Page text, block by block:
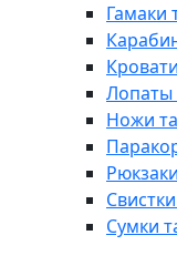
Гамаки
Лопаты
Ножи
Сумки